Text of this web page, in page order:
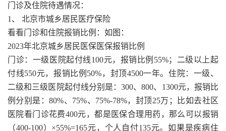
门诊及住院待遇情况：
1、 北京市城乡居民医疗保险
看看门诊和住院报销比例：如图：
2023年北京城乡居民医保医保报销比例
门诊：一级医院起付线100元，报销比例55%；二级以上起
付线550元，报销比例50%，封顶4500一年。住院：一级、
二级和三级医院起付线分别是：300、800、1300元，报销比
例分别是：80%、75%、75%-78%，封顶25万；比如去社区
医院看门诊花费400元，都是医保合理用药，那么可以报销
（400-100）×55%=165元，个人自付135元。如果是疾病住